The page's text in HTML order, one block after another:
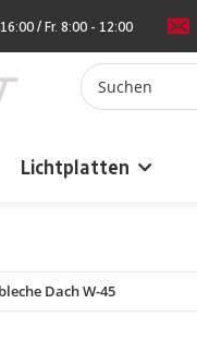
/ Fr. 8:00 - 12:00
Lichtplatten
Dach W-45